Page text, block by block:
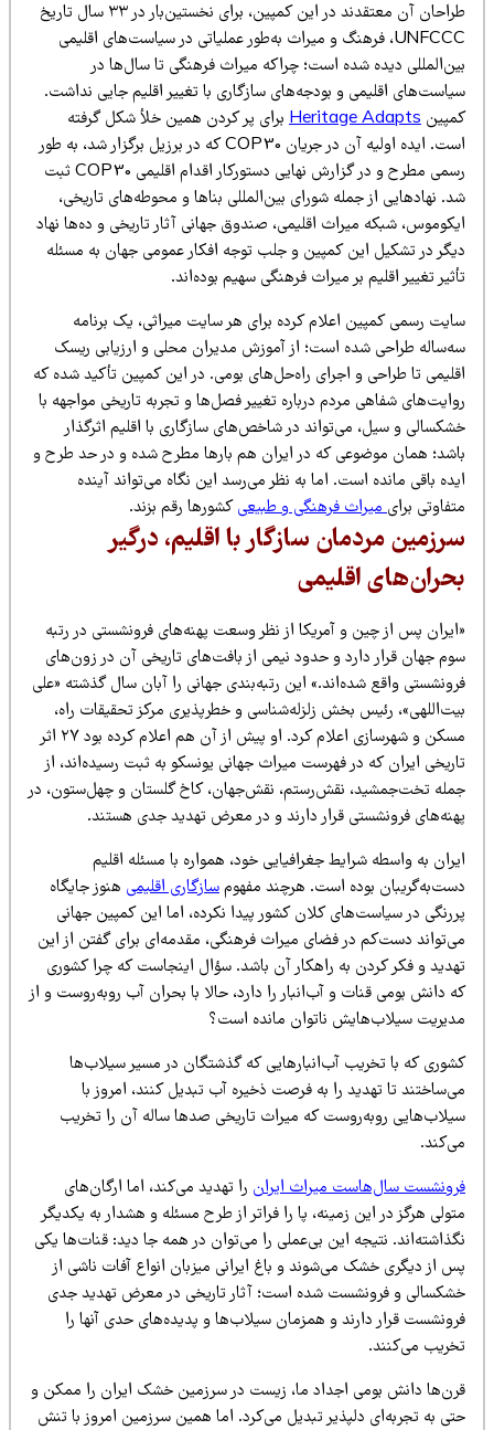
طراحان آن معتقدند در این کمپین، برای نخستین‌بار در ۳۳ سال تاریخ
UNFCCC، فرهنگ و میراث به‌طور عملیاتی در سیاست‌های اقلیمی
دیده شده است؛ چراکه میراث فرهنگی تا سال‌ها در
اقلیمی و بودجه‌های سازگاری با تغییر اقلیم جایی نداشت.
Heritage Adaptsبرای پر کردن همین خلأ شکل گرفته
است. ایده اولیه آن در جریان COP30 که در برزیل برگزار شد، به طور
رسمی مطرح و در گزارش نهایی دستورکار اقدام اقلیمی COP30 ثبت
نهادهایی از جمله شورای بین‌المللی بناها و محوطه‌های تاریخی،
شبکه میراث اقلیمی، صندوق جهانی آثار تاریخی و ده‌ها نهاد
در تشکیل این کمپین و جلب توجه افکار عمومی جهان به مسئله
تغییر اقلیم بر میراث فرهنگی سهیم بوده‌اند.
رسمی کمپین اعلام کرده برای هر سایت میراثی، یک برنامه
طراحی شده است؛ از آموزش مدیران محلی و ارزیابی ریسک
تا طراحی و اجرای راه‌حل‌های بومی. در این کمپین تأکید شده که
شفاهی مردم درباره تغییر فصل‌ها و تجربه تاریخی مواجهه با
و سیل، می‌تواند در شاخص‌های سازگاری با اقلیم اثرگذار
همان موضوعی که در ایران هم بارها مطرح شده و در حد طرح و
باقی مانده است. اما به نظر می‌رسد این نگاه می‌تواند آینده
برایمیراث فرهنگی و طبیعیکشورها رقم بزند.
مردمان سازگار با اقلیم، درگیر
اقلیمی
پس از چین و آمریکا از نظر وسعت پهنه‌های فرونشستی در رتبه
جهان قرار دارد و حدود نیمی از بافت‌های تاریخی آن در زون‌های
واقع شده‌اند.» این رتبه‌بندی جهانی را آبان سال گذشته «علی
رئیس بخش زلزله‌شناسی و خطرپذیری مرکز تحقیقات راه،
مسکن و شهرسازی اعلام کرد. او پیش از آن هم اعلام کرده بود ۲۷ اثر
ایران که در فهرست میراث جهانی یونسکو به ثبت رسیده‌اند، از
تخت‌جمشید، نقش‌رستم، نقش‌جهان، کاخ گلستان و چهل‌ستون، در
فرونشستی قرار دارند و در معرض تهدید جدی هستند.
به واسطه شرایط جغرافیایی خود، همواره با مسئله اقلیم
بوده است. هرچند مفهومسازگاری اقلیمیهنوز جایگاه
در سیاست‌های کلان کشور پیدا نکرده، اما این کمپین جهانی
دست‌کم در فضای میراث فرهنگی، مقدمه‌ای برای گفتن از این
و فکر کردن به راهکار آن باشد. سؤال اینجاست که چرا کشوری
دانش بومی قنات و آب‌انبار را دارد، حالا با بحران آب روبه‌روست و از
سیلاب‌هایش ناتوان مانده است؟
که با تخریب آب‌انبارهایی که گذشتگان در مسیر سیلاب‌ها
تا تهدید را به فرصت ذخیره آب تبدیل کنند، امروز با
روبه‌روست که میراث تاریخی صدها ساله آن را تخریب
سال‌هاست میراث ایرانرا تهدید می‌کند، اما ارگان‌های
هرگز در این زمینه، پا را فراتر از طرح مسئله و هشدار به یکدیگر
نتیجه این بی‌عملی را می‌توان در همه جا دید: قنات‌ها یکی
از دیگری خشک می‌شوند و باغ ایرانی میزبان انواع آفات ناشی از
و فرونشست شده است؛ آثار تاریخی در معرض تهدید جدی
قرار دارند و همزمان سیلاب‌ها و پدیده‌های حدی آنها را
می‌کنند.
دانش بومی اجداد ما، زیست در سرزمین خشک ایران را ممکن و
به تجربه‌ای دلپذیر تبدیل می‌کرد. اما همین سرزمین امروز با تنش